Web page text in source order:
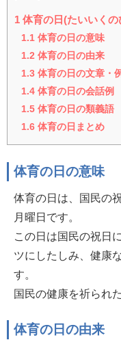
1 体育の日(たいいくの
1.1 体育の日の意味
1.2 体育の日の由来
1.3 体育の日の文章・
1.4 体育の日の会話例
1.5 体育の日の類義語
1.6 体育の日まとめ
体育の日の意味
体育の日は、国民の
月曜日です。
この日は国民の祝日
ツにしたしみ、健康
す。
国民の健康を祈られ
体育の日の由来